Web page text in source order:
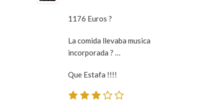
1176 Euros ?
La comida llevaba musica
incorporada ? …
Que Estafa !!!!